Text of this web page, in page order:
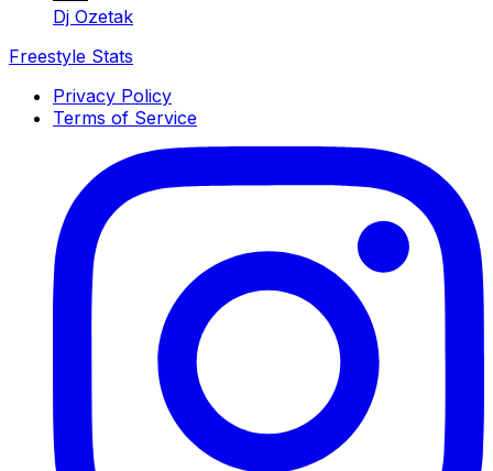
Dj Ozetak
Freestyle Stats
Privacy Policy
Terms of Service